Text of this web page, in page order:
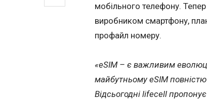
мобільного телефону.
виробником смартфону,
профайл номеру.
«eSIM – є важливим
майбутньому eSIM повністю
Відсьогодні lifecell